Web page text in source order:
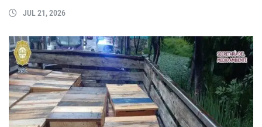
JUL 21, 2026